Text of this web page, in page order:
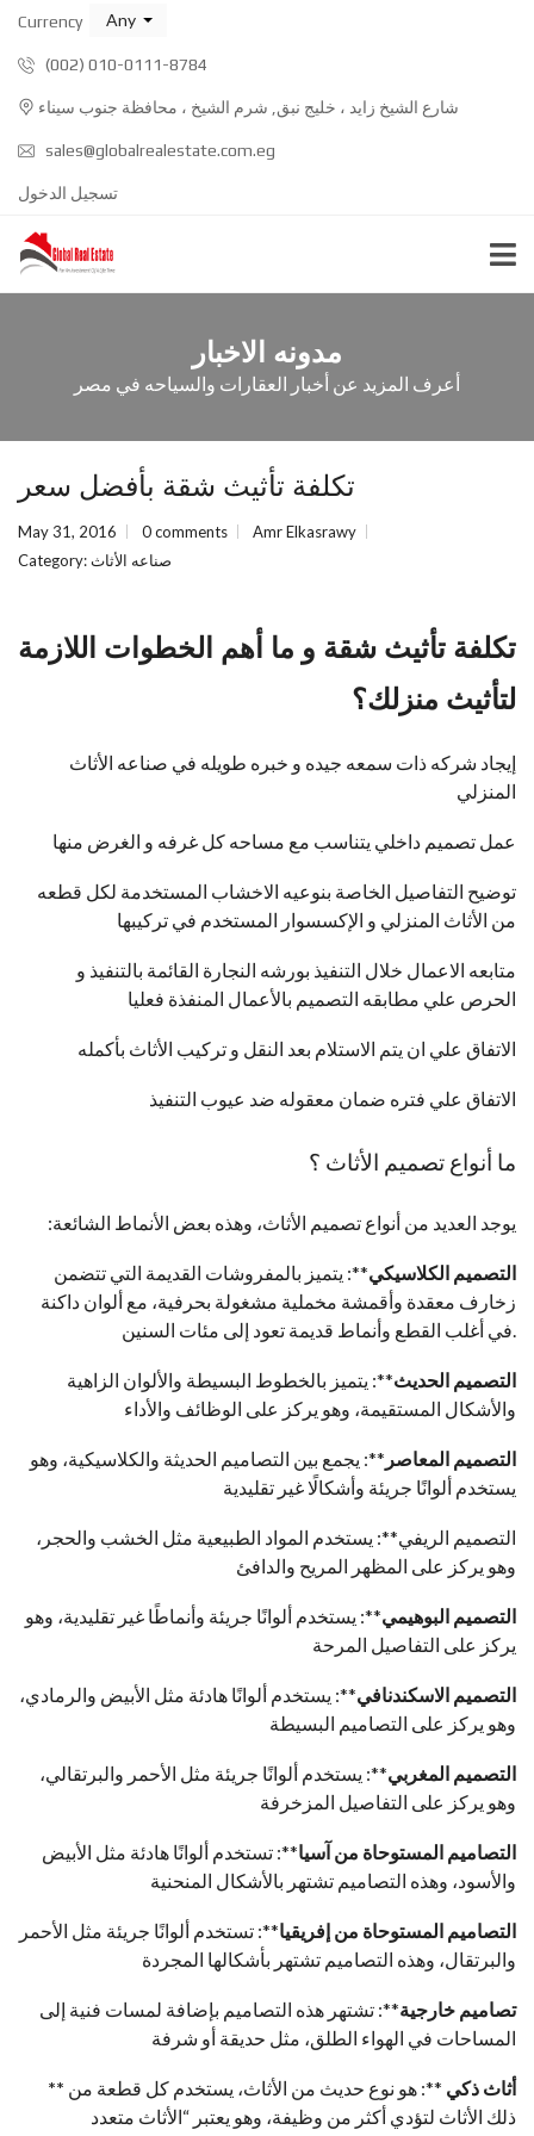
Currency Any
(002) 010-0111-8784
شارع الشيخ زايد ، خليج نبق, شرم الشيخ ، محافظة جنوب سيناء
sales@globalrealestate.com.eg
تسجيل الدخول
مدونه الاخبار
أعرف المزيد عن أخبار العقارات والسياحه في مصر
تكلفة تأثيث شقة بأفضل سعر
May 31, 2016 0 comments
Amr Elkasrawy
Category:صناعه الأثاث
تكلفة تأثيث شقة و ما أهم الخطوات اللازمة
لتأثيث منزلك؟
إيجاد شركه ذات سمعه جيده و خبره طويله في صناعه الأثاث
المنزلي
عمل تصميم داخلي يتناسب مع مساحه كل غرفه و الغرض منها
توضيح التفاصيل الخاصة بنوعيه الاخشاب المستخدمة لكل قطعه
من الأثاث المنزلي و الإكسسوار المستخدم في تركيبها
متابعه الاعمال خلال التنفيذ بورشه النجارة القائمة بالتنفيذ و
الحرص علي مطابقه التصميم بالأعمال المنفذة فعليا
الاتفاق علي ان يتم الاستلام بعد النقل و تركيب الأثاث بأكمله
الاتفاق علي فتره ضمان معقوله ضد عيوب التنفيذ
ما أنواع تصميم الأثاث ؟
:يوجد العديد من أنواع تصميم الأثاث، وهذه بعض الأنماط الشائعة
التصميم الكلاسيكي**: يتميز بالمفروشات القديمة التي تتضمن
زخارف معقدة وأقمشة مخملية مشغولة بحرفية، مع ألوان داكنة
في أغلب القطع وأنماط قديمة تعود إلى مئات السنين.
التصميم الحديث**: يتميز بالخطوط البسيطة والألوان الزاهية
والأشكال المستقيمة، وهو يركز على الوظائف والأداء
التصميم المعاصر **: يجمع بين التصاميم الحديثة والكلاسيكية، وهو
يستخدم ألوانًا جريئة وأشكالًا غير تقليدية
التصميم الريفي**: يستخدم المواد الطبيعية مثل الخشب والحجر،
وهو يركز على المظهر المريح والدافئ
التصميم البوهيمي**: يستخدم ألوانًا جريئة وأنماطًا غير تقليدية، وهو
يركز على التفاصيل المرحة
التصميم الاسكندنافي**: يستخدم ألوانًا هادئة مثل الأبيض والرمادي،
وهو يركز على التصاميم البسيطة
التصميم المغربي**: يستخدم ألوانًا جريئة مثل الأحمر والبرتقالي،
وهو يركز على التفاصيل المزخرفة
التصاميم المستوحاة من آسيا**: تستخدم ألوانًا هادئة مثل الأبيض
والأسود، وهذه التصاميم تشتهر بالأشكال المنحنية
التصاميم المستوحاة من إفريقيا**: تستخدم ألوانًا جريئة مثل الأحمر
والبرتقال، وهذه التصاميم تشتهر بأشكالها المجردة
تصاميم خارجية**: تشتهر هذه التصاميم بإضافة لمسات فنية إلى
المساحات في الهواء الطلق، مثل حديقة أو شرفة
** أثاث ذكي **: هو نوع حديث من الأثاث، يستخدم كل قطعة من
ذلك الأثاث لتؤدي أكثر من وظيفة، وهو يعتبر “الأثاث متعدد